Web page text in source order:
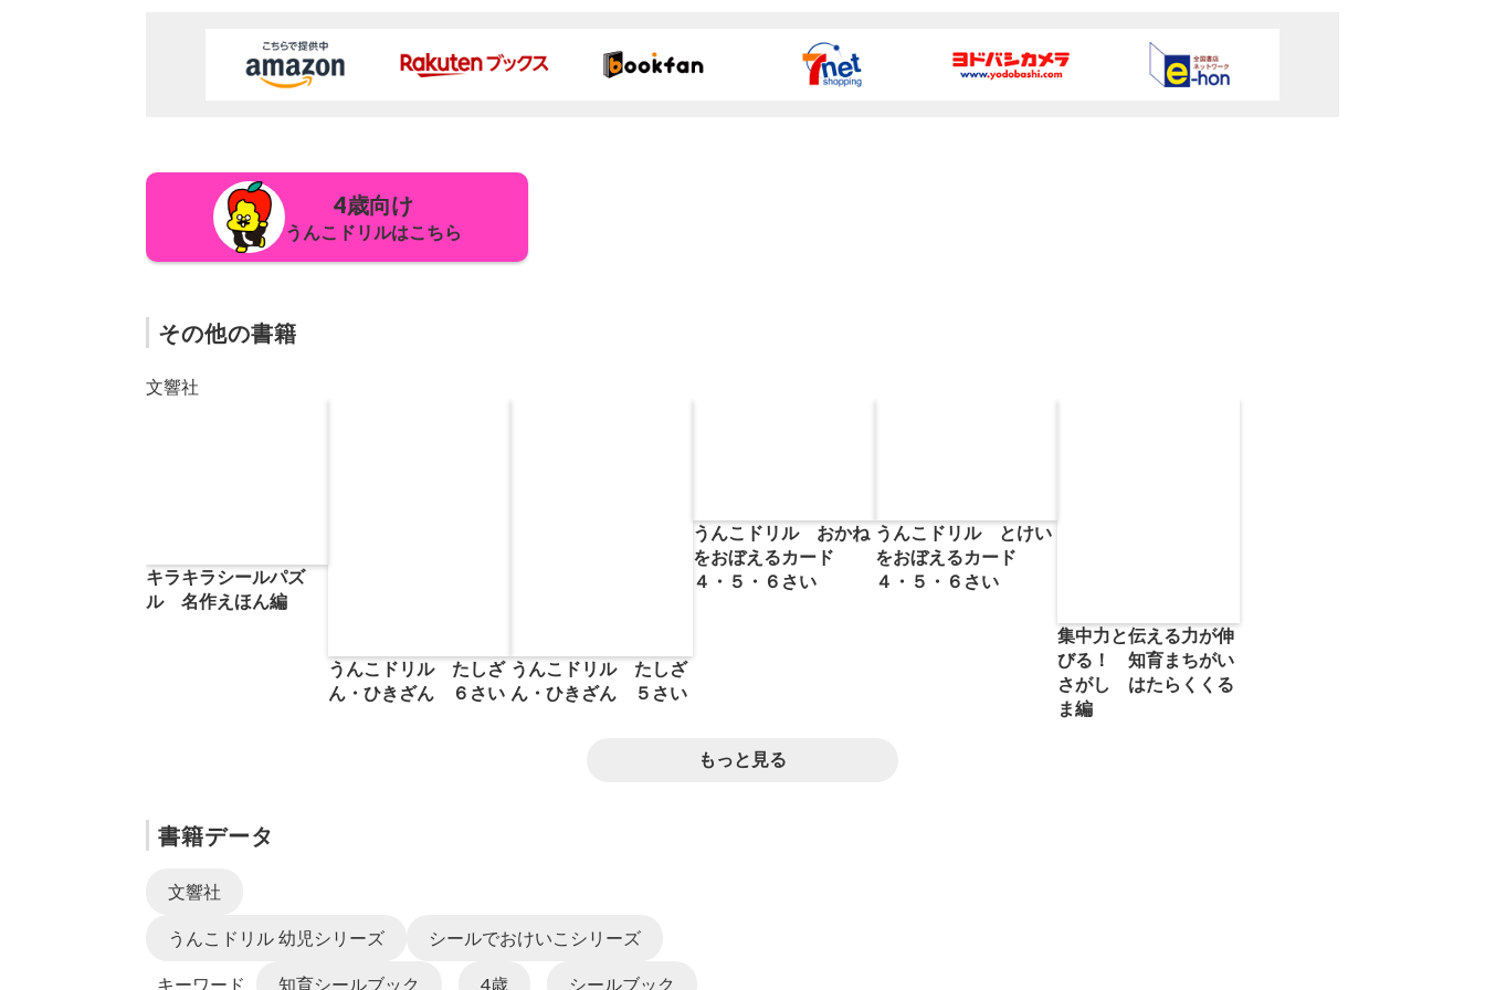
4歳向け
うんこドリルはこちら
その他の書籍
文響社
キラキラシールパズ
ル 名作えほん編
うんこドリル たしざ
ん・ひきざん ６さい
うんこドリル たしざ
ん・ひきざん ５さい
うんこドリル おかね
をおぼえるカード
４・５・６さい
うんこドリル とけい
をおぼえるカード
４・５・６さい
集中力と伝える力が伸
びる！ 知育まちがい
さがし はたらくくる
ま編
もっと見る
書籍データ
文響社
うんこドリル 幼児シリーズ シールでおけいこシリーズ
キーワード 知育シールブック 4歳 シールブック